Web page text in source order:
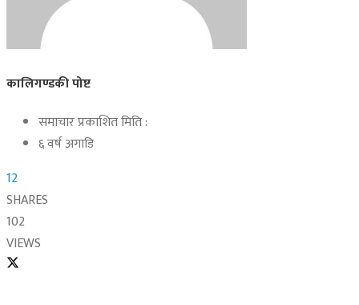
कालिगण्डकी पोष्ट
समाचार प्रकाशित मिति :
६ वर्ष अगाडि
12
SHARES
102
VIEWS